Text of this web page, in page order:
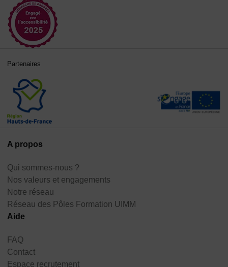
A propos
Qui sommes-nous ?
Nos valeurs et engagements
Notre réseau
Réseau des Pôles Formation UIMM
Aide
FAQ
Contact
Espace recrutement
Partenaires